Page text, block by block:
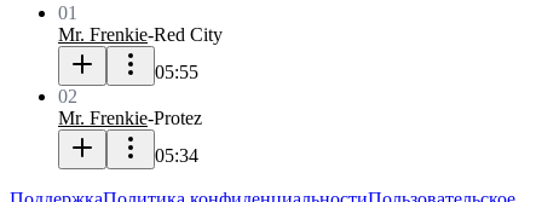
01
Mr. Frenkie-Red City
05:55
02
Mr. Frenkie-Protez
05:34